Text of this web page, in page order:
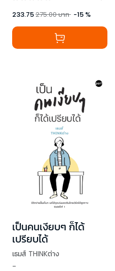
233.75275.00บาท -15 %
เป็นคนเงียบๆ ก็ได้
เปรียบได้
เธมส์ THINKต่าง
-